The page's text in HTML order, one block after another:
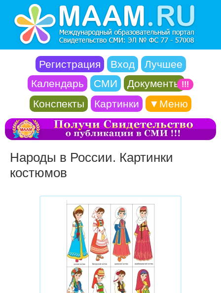
Регистрация Вход
Лучшее
Календарь
СМИ Документы !!!
Конспекты Картинки ▼Меню
Народы в России. Картинки
костюмов